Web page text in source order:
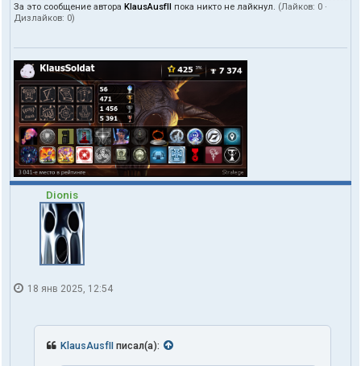
За это сообщение автора KlausAusfII пока никто не лайкнул. (Лайков: 0 ·
Дизлайков: 0)
Dionis
18 янв 2025, 12:54
KlausAusfII писал(а):